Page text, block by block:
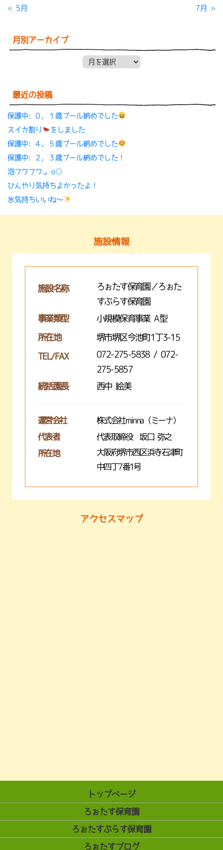
« 5月 7月 »
月別アーカイブ
最近の投稿
保護中: ０，１歳プール納めでした
スイカ割り
をしました
保護中: ４、５歳プール納めでした
保護中: ２，３歳プール納めでした！
泡フワフワ.。o○
ひんやり気持ちよかったよ！
氷気持ちいいね〜
施設情報
施設名称
ろぉたす保育園／ろぉた
すぷらす保育園
事業類型
小規模保育事業 A型
所在地 堺市堺区今池町1丁3-15
TEL/FAX
072-275-5838 / 072-
275-5857
統括園長
西中 絵美
運営会社 株式会社minna（ミーナ）
代表者 代表取締役 坂口 弥之
所在地
大阪府堺市西区浜寺石津町
中四丁7番1号
アクセスマップ
トップページ
ろぉたす保育園
ろぉたすぷらす保育園
ろぉたすブログ